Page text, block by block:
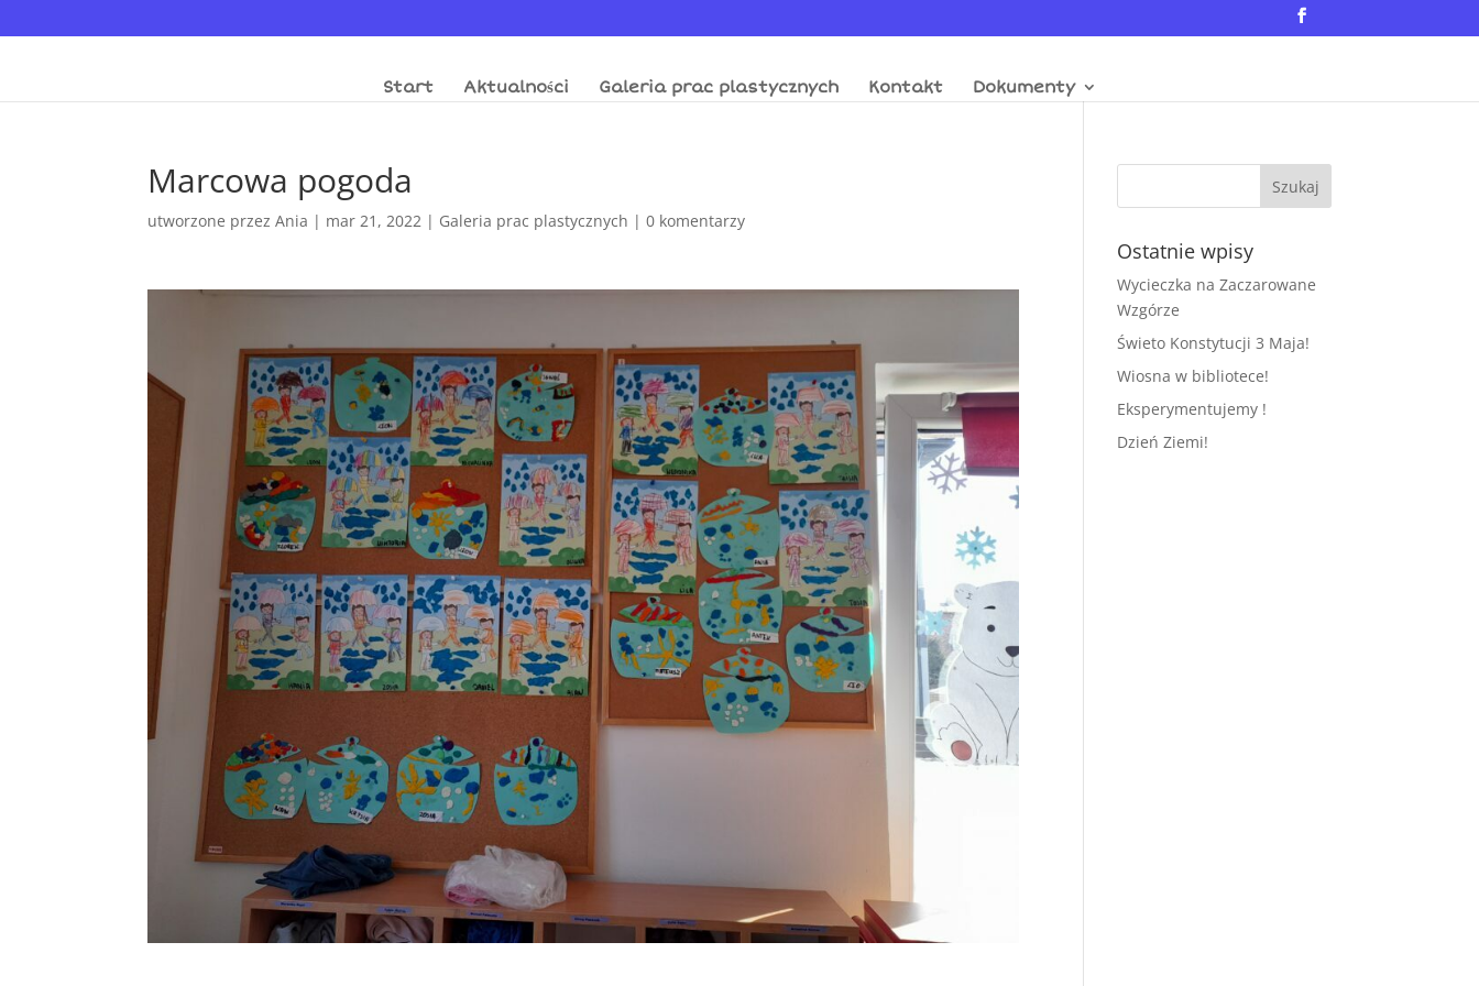
Start Aktualności Galeria prac plastycznych Kontakt Dokumenty
Marcowa pogoda
utworzone przezAnia | mar 21, 2022 | Galeria prac plastycznych |0 komentarzy
Ostatnie wpisy
Wycieczka na Zaczarowane
Wzgórze
Świeto Konstytucji 3 Maja!
Wiosna w bibliotece!
Eksperymentujemy !
Dzień Ziemi!